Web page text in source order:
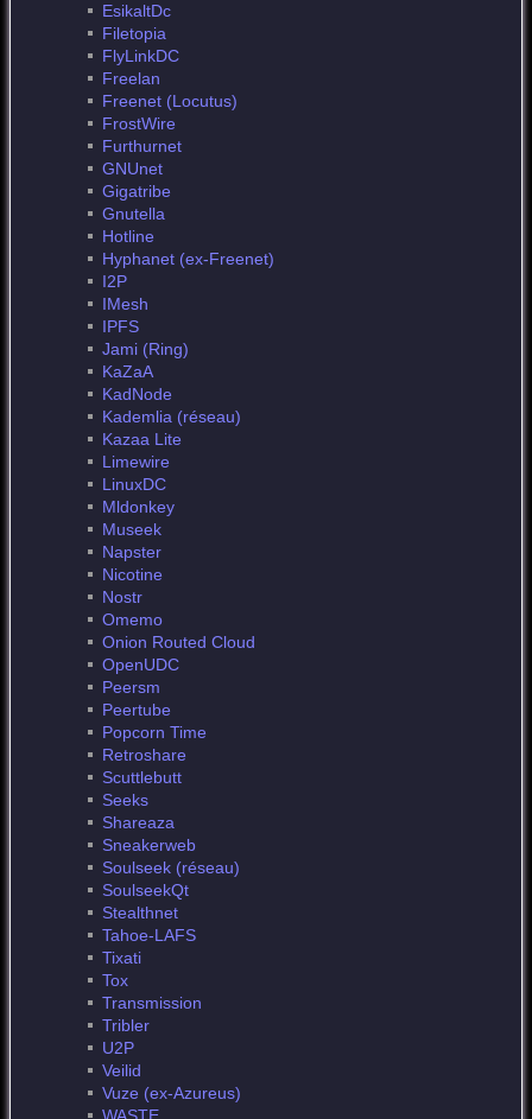
EsikaltDc
Filetopia
FlyLinkDC
Freelan
Freenet (Locutus)
FrostWire
Furthurnet
GNUnet
Gigatribe
Gnutella
Hotline
Hyphanet (ex-Freenet)
I2P
IMesh
IPFS
Jami (Ring)
KaZaA
KadNode
Kademlia (réseau)
Kazaa Lite
Limewire
LinuxDC
Mldonkey
Museek
Napster
Nicotine
Nostr
Omemo
Onion Routed Cloud
OpenUDC
Peersm
Peertube
Popcorn Time
Retroshare
Scuttlebutt
Seeks
Shareaza
Sneakerweb
Soulseek (réseau)
SoulseekQt
Stealthnet
Tahoe-LAFS
Tixati
Tox
Transmission
Tribler
U2P
Veilid
Vuze (ex-Azureus)